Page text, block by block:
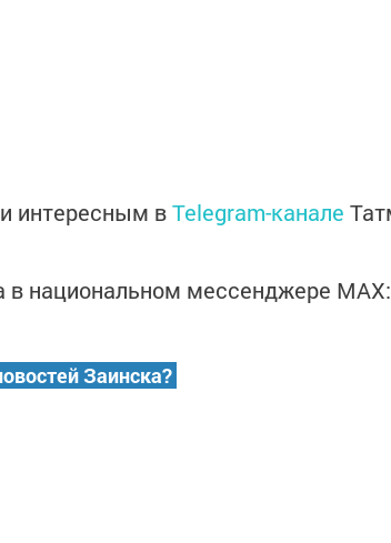
интересным вTelegram-канале
в национальном мессенджере MАХ:
Заинска?